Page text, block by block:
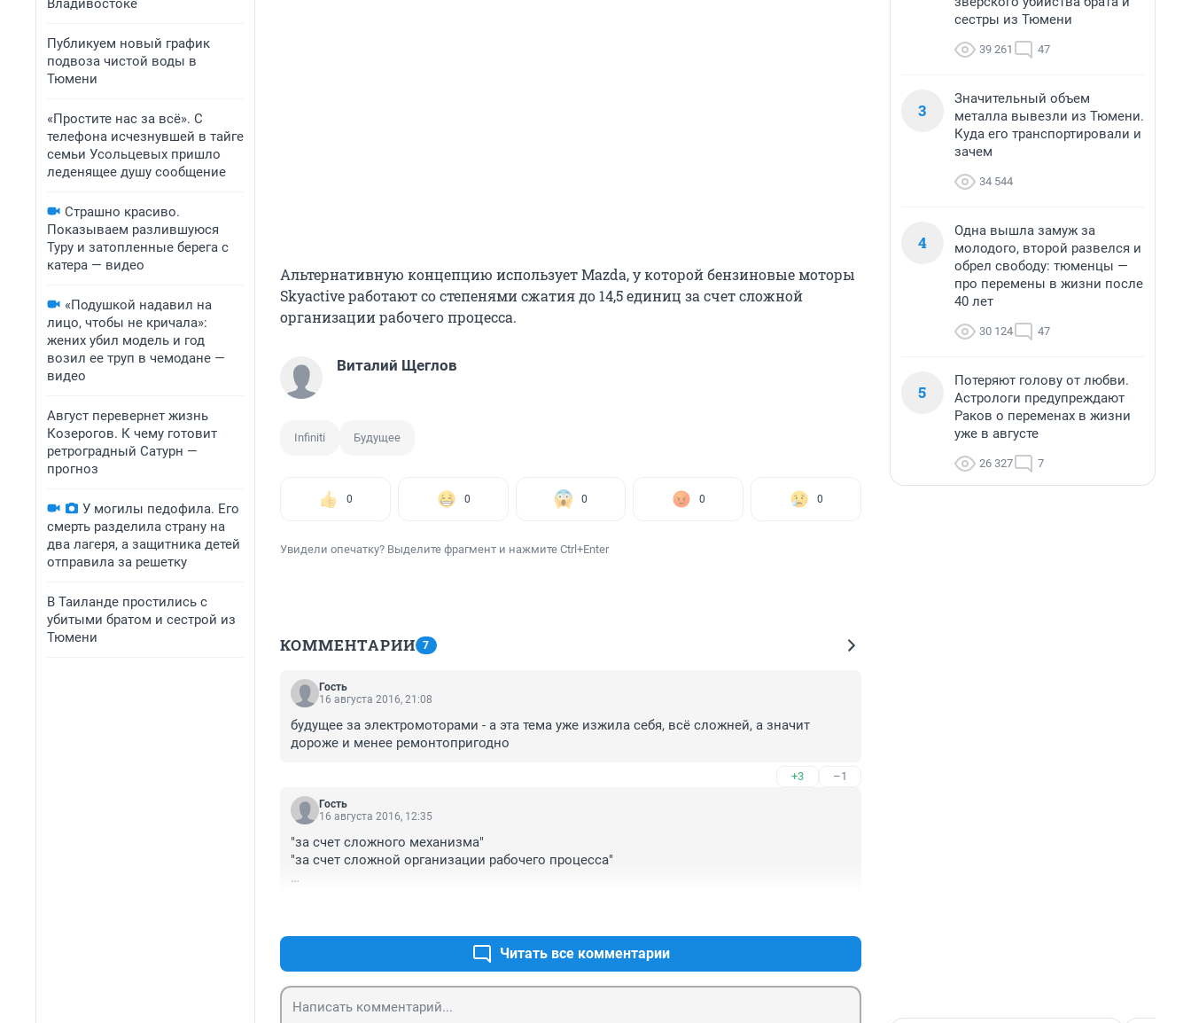
Владивостоке
Публикуем новый график
подвоза чистой воды в
Тюмени
«Простите нас за всё». С
телефона исчезнувшей в тайге
семьи Усольцевых пришло
леденящее душу сообщение
Страшно красиво.
Показываем разлившуюся
Туру и затопленные берега с
катера — видео
«Подушкой надавил на
лицо, чтобы не кричала»:
жених убил модель и год
возил ее труп в чемодане —
видео
Август перевернет жизнь
Козерогов. К чему готовит
ретроградный Сатурн —
прогноз
У могилы педофила. Его
смерть разделила страну на
два лагеря, а защитника детей
отправила за решетку
В Таиланде простились с
убитыми братом и сестрой из
Тюмени
Альтернативную концепцию использует Mazda, у которой бензиновые моторы
Skyactive работают со степенями сжатия до 14,5 единиц за счет сложной
организации рабочего процесса.
Виталий Щеглов
Infiniti Будущее
0 0 0 0 0
Увидели опечатку? Выделите фрагмент и нажмите Ctrl+Enter
КОММЕНТАРИИ 7
Гость
16 августа 2016, 21:08
будущее за электромоторами - а эта тема уже изжила себя, всё сложней, а значит
дороже и менее ремонтопригодно
+3 –1
Гость
16 августа 2016, 12:35
"за счет сложного механизма"
"за счет сложной организации рабочего процесса"
Читать все комментарии
сестры из Тюмени
39 261 47
3
Значительный объем
металла вывезли из Тюмени.
Куда его транспортировали и
зачем
34 544
4
Одна вышла замуж за
молодого, второй развелся и
обрел свободу: тюменцы —
про перемены в жизни после
40 лет
30 124 47
5
Потеряют голову от любви.
Астрологи предупреждают
Раков о переменах в жизни
уже в августе
26 327 7